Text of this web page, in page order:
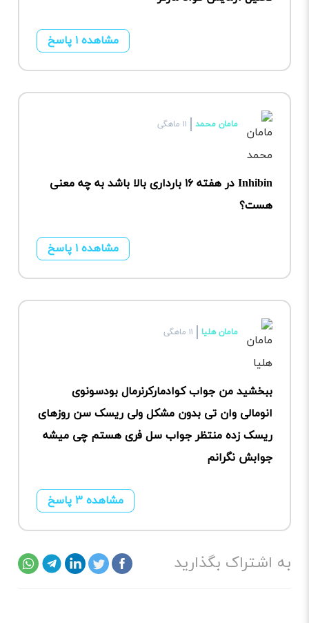
مشاهده ۱ پاسخ
مامان محمد ۱۱ ماهگی
Inhibin در هفته ۱۶ بارداری بالا باشد به چه معنی
هست؟
مشاهده ۱ پاسخ
مامان هلیا ۱۱ ماهگی
ببخشید من جواب کوادمارکرنرمال بودسونوی
انومالی وان تی بدون مشکل ولی ریسک سن روزهای
ریسک زده منتظر جواب سل فری هستم چی میشه
جوابش نگرانم
مشاهده ۳ پاسخ
به اشتراک بگذارید